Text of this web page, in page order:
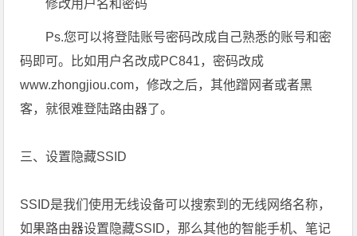
修改用户名和密码
Ps.您可以将登陆账号密码改成自己熟悉的账号和密
码即可。比如用户名改成PC841，密码改成
www.zhongjiou.com，修改之后，其他蹭网者或者黑
客，就很难登陆路由器了。
三、设置隐藏SSID
SSID是我们使用无线设备可以搜索到的无线网络名称，
如果路由器设置隐藏SSID，那么其他的智能手机、笔记